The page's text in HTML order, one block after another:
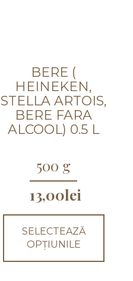
BERE (
HEINEKEN,
STELLA ARTOIS,
BERE FARA
ALCOOL) 0.5 L
500 g
13,00lei
SELECTEAZĂ
OPȚIUNILE
produs
are
mai
variații.
Opțiunile
pot
fi